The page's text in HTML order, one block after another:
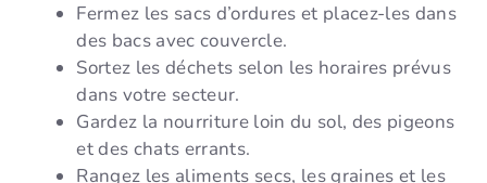
Fermez les sacs d’ordures et placez-les dans
des bacs avec couvercle.
Sortez les déchets selon les horaires prévus
dans votre secteur.
Gardez la nourriture loin du sol, des pigeons
et des chats errants.
Rangez les aliments secs, les graines et les